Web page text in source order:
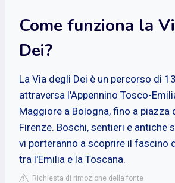
Come funziona la
Dei?
La Via degli Dei è un percorso di
attraversa l'Appennino Tosco-
Maggiore a Bologna, fino a piazza
Firenze. Boschi, sentieri e antiche
vi porteranno a scoprire il fascino
tra l'Emilia e la Toscana.
Richiesta di rimozione della fonte